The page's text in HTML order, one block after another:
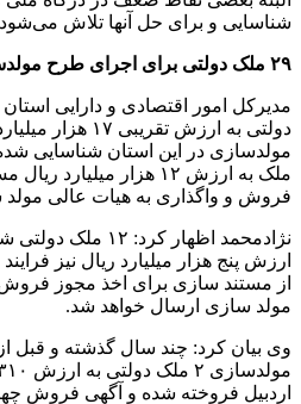
شناسایی و برای حل آنها تلاش
۲۹ ملک دولتی برای اجرای طرح مولدسازی در اردبیل شناسایی شد
دولتی به ارزش
ملک به ارزش ۱۲ هزار
فروش و واگذاری به هیات عالی
نژادمحمد اظهار
ارزش پنج هزار میلیارد ریال نیز
از مستند سازی برای اخذ مجوز
مولد سازی ارسال خواهد شد.
وی بیان کرد: چند سال گذشته و قبل
اردبیل فروخته شده و آگهی فروش